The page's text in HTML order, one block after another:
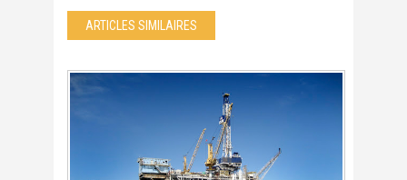
ARTICLES SIMILAIRES